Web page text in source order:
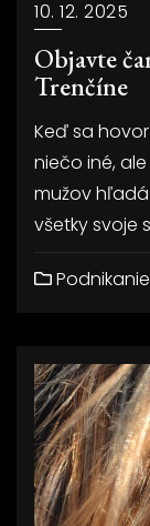
10. 12. 2025
Objavte
Trenčíne
Keď sa
niečo iné,
mužov
všetky svoje
Podnikanie